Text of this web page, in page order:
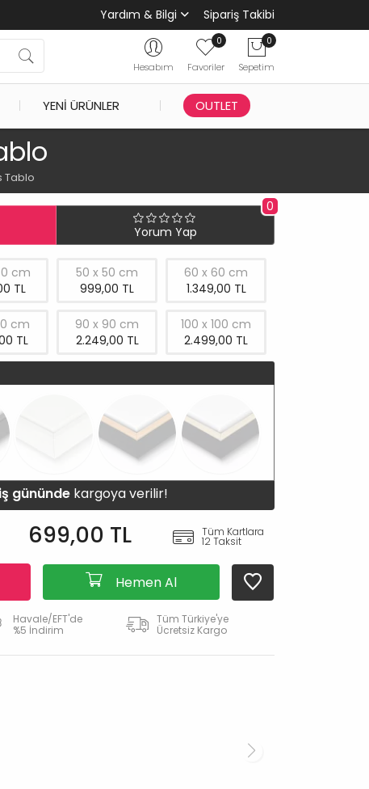
Yardım & Bilgi Sipariş Takibi
Hesabım
0
Favoriler
0
Sepetim
YENI ÜRÜNLER OUTLET
Tablo
0
Yorum Yap
cm
TL
50 x 50 cm
999,00 TL
60 x 60 cm
1.349,00 TL
cm
TL
90 x 90 cm
2.249,00 TL
100 x 100 cm
2.499,00 TL
gününde kargoya verilir!
699,00 TL Tüm Kartlara
12 Taksit
Hemen Al
Havale/EFT'de
%5 İndirim
Tüm Türkiye'ye
Ücretsiz Kargo